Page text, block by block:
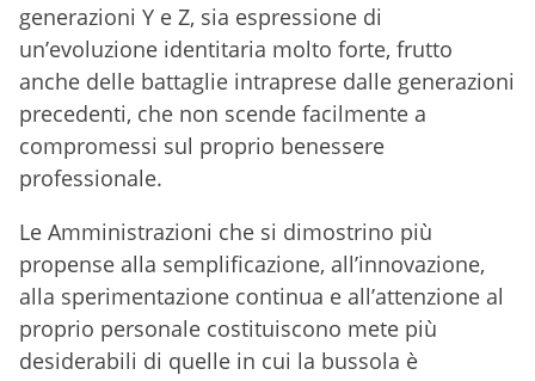
generazioni Y e Z, sia espressione di
un’evoluzione identitaria molto forte, frutto
anche delle battaglie intraprese dalle generazioni
precedenti, che non scende facilmente a
compromessi sul proprio benessere
professionale.
Le Amministrazioni che si dimostrino più
propense alla semplificazione, all’innovazione,
alla sperimentazione continua e all’attenzione al
proprio personale costituiscono mete più
desiderabili di quelle in cui la bussola è